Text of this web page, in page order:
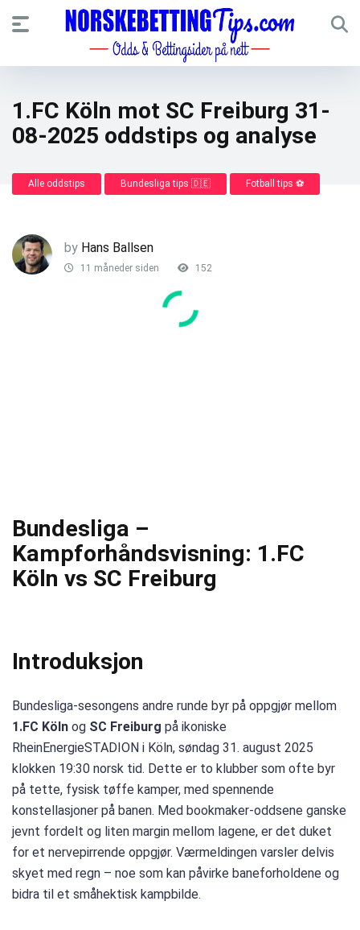
1.FC Köln mot SC Freiburg 31-
08-2025 oddstips og analyse
Alle oddstips Bundesliga tips 🇩🇪 Fotball tips ⚽
by Hans Ballsen
11 måneder siden 152
Bundesliga –
Kampforhåndsvisning: 1.FC
Köln vs SC Freiburg
Introduksjon
Bundesliga-sesongens andre runde byr på oppgjør mellom
1.FC Köln og SC Freiburg på ikoniske
RheinEnergieSTADION i Köln, søndag 31. august 2025
klokken 19:30 norsk tid. Dette er to klubber som ofte byr
på tette, fysisk tøffe kamper, med spennende
konstellasjoner på banen. Med bookmaker-oddsene ganske
jevnt fordelt og liten margin mellom lagene, er det duket
for et nervepirrende oppgjør. Værmeldingen varsler delvis
skyet med regn – noe som kan påvirke baneforholdene og
bidra til et småhektisk kampbilde.